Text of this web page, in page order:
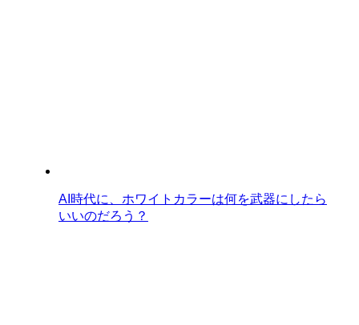
AI時代に、ホワイトカラーは何を武器にしたら
いいのだろう？